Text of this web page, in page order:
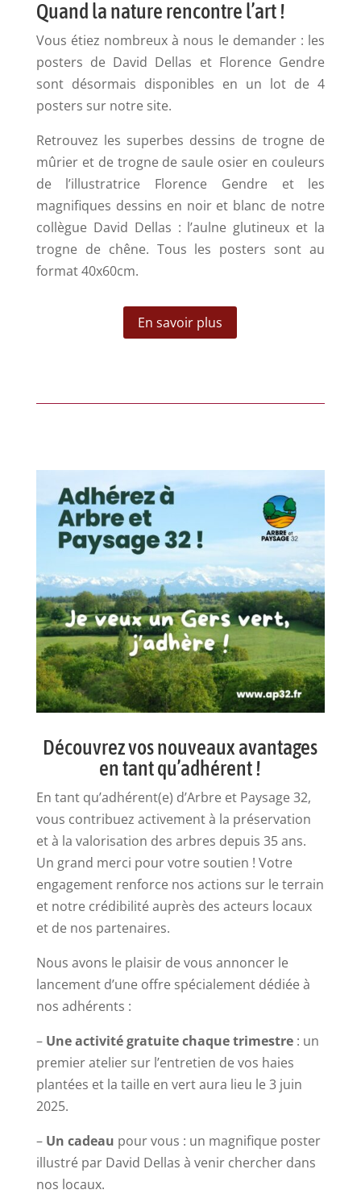
Quand la nature rencontre l’art !
Vous étiez nombreux à nous le demander : les
posters de David Dellas et Florence Gendre
sont désormais disponibles en un lot de 4
posters sur notre site.
Retrouvez les superbes dessins de trogne de
mûrier et de trogne de saule osier en couleurs
de l’illustratrice Florence Gendre et les
magnifiques dessins en noir et blanc de notre
collègue David Dellas : l’aulne glutineux et la
trogne de chêne. Tous les posters sont au
format 40x60cm.
En savoir plus
Découvrez vos nouveaux avantages
en tant qu’adhérent !
En tant qu’adhérent(e) d’Arbre et Paysage 32,
vous contribuez activement à la préservation
et à la valorisation des arbres depuis 35 ans.
Un grand merci pour votre soutien ! Votre
engagement renforce nos actions sur le terrain
et notre crédibilité auprès des acteurs locaux
et de nos partenaires.
Nous avons le plaisir de vous annoncer le
lancement d’une offre spécialement dédiée à
nos adhérents :
– Une activité gratuite chaque trimestre: un
premier atelier sur l’entretien de vos haies
plantées et la taille en vert aura lieu le 3 juin
2025.
– Un cadeau pour vous : un magnifique poster
illustré par David Dellas à venir chercher dans
nos locaux.